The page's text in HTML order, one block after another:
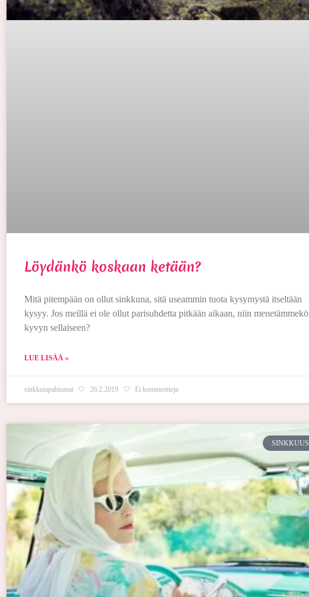
Löydänkö koskaan ketään?
Mitä pitempään on ollut sinkkuna, sitä useammin tuota kysymystä itseltään
kysyy. Jos meillä ei ole ollut parisuhdetta pitkään aikaan, niin menetämmekö
kyvyn sellaiseen?
LUE LISÄÄ »
sinkkutapahtumat 26.2.2019 Ei kommentteja
SINKKUUS